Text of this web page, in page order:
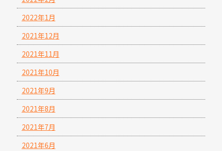
2022年1月
2021年12月
2021年11月
2021年10月
2021年9月
2021年8月
2021年7月
2021年6月